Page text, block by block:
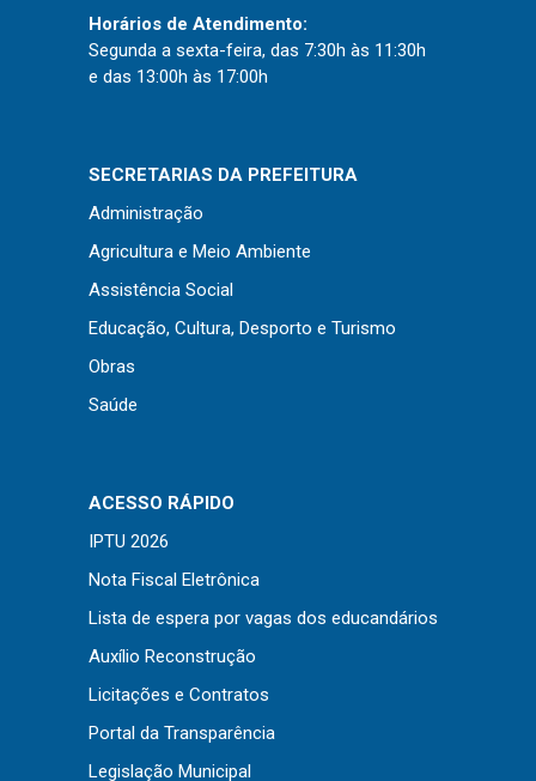
experiência mais relevante, lembrando suas
preferências e visitas repetidas. Ao clicar em
“Aceitar”, você concorda com o uso de TODOS os
cookies..
Horários de Atendimento:
Segunda a sexta-feira, das 7:30h às 11:30h
e das 13:00h às 17:00h
SECRETARIAS DA PREFEITURA
Administração
Agricultura e Meio Ambiente
Assistência Social
Educação, Cultura, Desporto e Turismo
Obras
Saúde
ACESSO RÁPIDO
IPTU 2026
Nota Fiscal Eletrônica
Lista de espera por vagas dos educandários
Auxílio Reconstrução
Licitações e Contratos
Portal da Transparência
Legislação Municipal